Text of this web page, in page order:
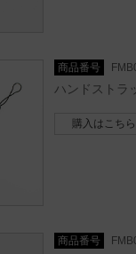
商品番号
ハンドストラ
購入はこちら
商品番号